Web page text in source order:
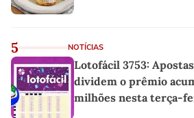
5 NOTÍCIAS
Lotofácil 3753:
dividem o prêmio
milhões nesta terça-